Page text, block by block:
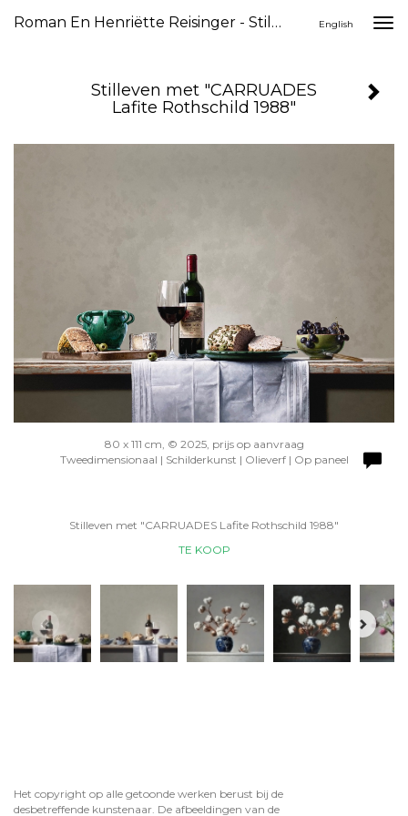
Roman En Henriëtte Reisinger - Stilleven Met "CARRUADES Lafite Rothschild 1988" English
Stilleven met "CARRUADES
Lafite Rothschild 1988"
80 x 111 cm, © 2025, prijs op aanvraag
Tweedimensionaal | Schilderkunst | Olieverf | Op paneel
Stilleven met "CARRUADES Lafite Rothschild 1988"
TE KOOP
Het copyright op alle getoonde werken berust bij de
desbetreffende kunstenaar. De afbeeldingen van de